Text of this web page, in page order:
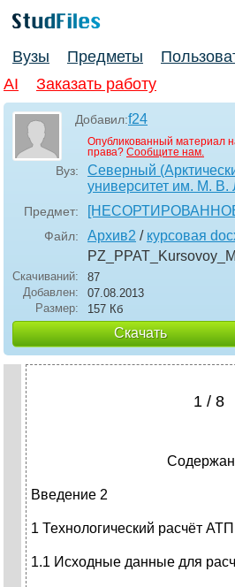
Вузы Предметы
AI
Заказать работу
Добавил:f24
Опубликованный материал
права? Сообщите нам.
Вуз:
Северный
университет им. М. В.
Предмет:
Файл: Архив2 / курсовая
Скачиваний:
87
Добавлен:
07.08.2013
Размер:
157 Кб
Скачать
1 / 8
Введение 2
1 Технологический расчёт
1.1 Исходные данные для